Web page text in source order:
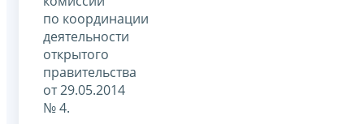
по координации
деятельности
открытого
правительства
от 29.05.2014
№ 4.